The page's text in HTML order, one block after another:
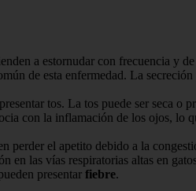
a estornudar con frecuencia y
de esta enfermedad. La
tos. La tos puede ser seca
con la inflamación de los ojos, lo
perder el apetito debido a la
en las vías respiratorias altas en
presentar fiebre.